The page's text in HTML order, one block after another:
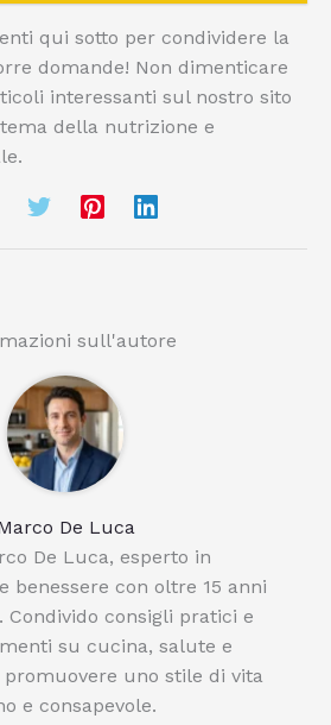
qui sotto per condividere la
domande! Non dimenticare
interessanti sul nostro sito
della nutrizione e
sull'autore
De Luca
De Luca, esperto in
benessere con oltre 15 anni
Condivido consigli pratici e
su cucina, salute e
uno stile di vita
e consapevole.